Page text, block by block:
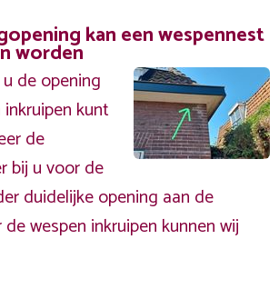
kan een wespennest
worden
de opening
kunt
de
bij u voor de
duidelijke opening aan de
de wespen inkruipen kunnen wij